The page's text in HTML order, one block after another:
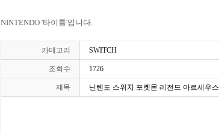
NINTENDO '타이틀'입니다.
카테고리 SWITCH
조회수 1726
제목 닌텐도 스위치 포켓몬 레전드 아르세우스